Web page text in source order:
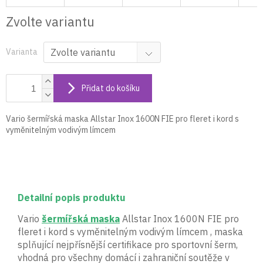
Zvolte variantu
Varianta
Přidat do košíku
Vario šermířská maska Allstar Inox 1600N FIE pro fleret i kord s
vyměnitelným vodivým límcem
Detailní popis produktu
Vario šermířská maska Allstar Inox 1600N FIE pro
fleret i kord s vyměnitelným vodivým límcem , maska
splňující nejpřísnější certifikace pro sportovní šerm,
vhodná pro všechny domácí i zahraniční soutěže v